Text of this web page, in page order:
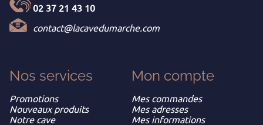
02 37 21 43 10
contact@lacavedumarche.com
Nos services
Promotions
Nouveaux produits
Notre cave
Mon compte
Mes commandes
Mes adresses
Mes informations